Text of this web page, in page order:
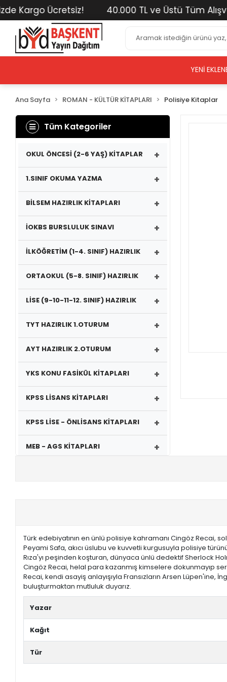
Ücretsiz! 40.000 TL ve Üstü Tüm
YENI
Ana Sayfa ROMAN - KÜLTÜR KİTAPLARI Polisiye Kitaplar
Tüm Kategoriler
OKUL ÖNCESİ (2-6 YAŞ) KİTAPLAR +
1.SINIF OKUMA YAZMA +
BİLSEM HAZIRLIK KİTAPLARI +
İOKBS BURSLULUK SINAVI +
İLKÖĞRETİM (1-4. SINIF) HAZIRLIK +
ORTAOKUL (5-8. SINIF) HAZIRLIK +
LİSE (9-10-11-12. SINIF) HAZIRLIK +
TYT HAZIRLIK 1.OTURUM +
AYT HAZIRLIK 2.OTURUM +
YKS KONU FASİKÜL KİTAPLARI +
KPSS LİSANS KİTAPLARI +
KPSS LİSE - ÖNLİSANS KİTAPLARI +
MEB - AGS KİTAPLARI +
YDS - YÖKDİL HAZIRLIK KİTAPLARI +
ASKERİ LİSE - PMYO KİTAPLARI
YÖS KİTAPLARI
DHBT HAZIRLIK KİTAPLARI
GYS HAZIRLIK KİTAPLARI
Türk edebiyatının en ünlü polisiye kahramanı Cingöz Recai,
Peyami Safa, akıcı üslubu ve kuvvetli kurgusuyla polisiye
Rıza'yı peşinden koşturan, dünyaca ünlü dedektif Sherlock
Cingöz Recai, helal para kazanmış kimselere dokunmayıp
Recai, kendi asayiş anlayışıyla Fransızların Arsen
buluşturmaktan mutluluk duyarız.
Yazar
Kağıt
Tür